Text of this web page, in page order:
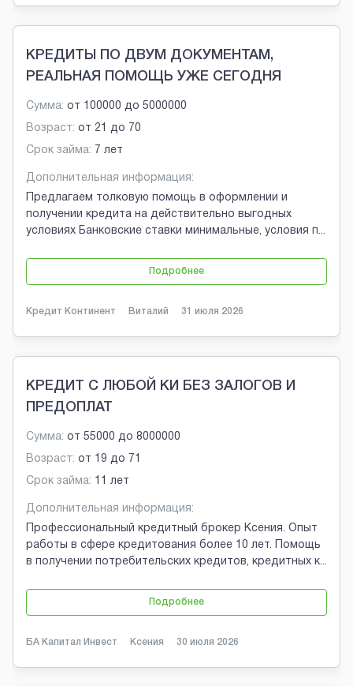
КРЕДИТЫ ПО ДВУМ ДОКУМЕНТАМ,
РЕАЛЬНАЯ ПОМОЩЬ УЖЕ СЕГОДНЯ
Сумма: от 100000 до 5000000
Возраст: от 21 до 70
Срок займа: 7 лет
Дополнительная информация:
Предлагаем толковую помощь в оформлении и
получении кредита на действительно выгодных
условиях Банковские ставки минимальные, условия п...
Подробнее
Кредит Континент Виталий 31 июля 2026
КРЕДИТ С ЛЮБОЙ КИ БЕЗ ЗАЛОГОВ И
ПРЕДОПЛАТ
Сумма: от 55000 до 8000000
Возраст: от 19 до 71
Срок займа: 11 лет
Дополнительная информация:
Профессиональный кредитный брокер Ксения. Опыт
работы в сфере кредитования более 10 лет. Помощь
в получении потребительских кредитов, кредитных к...
Подробнее
БА Капитал Инвест Ксения 30 июля 2026